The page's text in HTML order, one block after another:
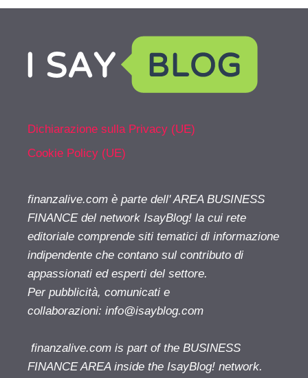
Dichiarazione sulla Privacy (UE)
Cookie Policy (UE)
finanzalive.com è parte dell' AREA BUSINESS
FINANCE del network IsayBlog! la cui rete
editoriale comprende siti tematici di informazione
indipendente che contano sul contributo di
appassionati ed esperti del settore.
Per pubblicità, comunicati e
collaborazioni: info@isayblog.com
finanzalive.com is part of the BUSINESS
FINANCE AREA inside the IsayBlog! network.